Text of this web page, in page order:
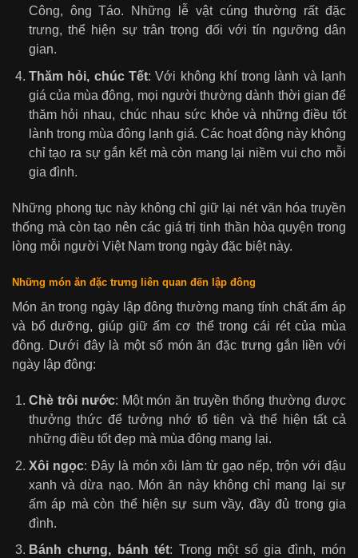
Công, ông Táo. Những lễ vật cúng thường rất đặc
trưng, thể hiện sự trân trọng đối với tín ngưỡng dân
gian.
Thăm hỏi, chúc Tết: Với không khí trong lành và lạnh
giá của mùa đông, mọi người thường dành thời gian để
thăm hỏi nhau, chúc nhau sức khỏe và những điều tốt
lành trong mùa đông lạnh giá. Các hoạt động này không
chỉ tạo ra sự gắn kết mà còn mang lại niềm vui cho mỗi
gia đình.
Những phong tục này không chỉ giữ lại nét văn hóa truyền
thống mà còn tạo nên các giá trị tinh thần hòa quyện trong
lòng mỗi người Việt Nam trong ngày đặc biệt này.
Những món ăn đặc trưng liên quan đến lập đông
Món ăn trong ngày lập đông thường mang tính chất ấm áp
và bổ dưỡng, giúp giữ ấm cơ thể trong cái rét của mùa
đông. Dưới đây là một số món ăn đặc trưng gắn liền với
ngày lập đông:
Chè trôi nước: Một món ăn truyền thống thường được
thưởng thức để tưởng nhớ tổ tiên và thể hiện tất cả
những điều tốt đẹp mà mùa đông mang lại.
Xôi ngọc: Đây là món xôi làm từ gạo nếp, trộn với đậu
xanh và dừa nạo. Món ăn này không chỉ mang lại sự
ấm áp mà còn thể hiện sự sum vầy, đầy đủ trong gia
đình.
Bánh chưng, bánh tét: Trong một số gia đình, món